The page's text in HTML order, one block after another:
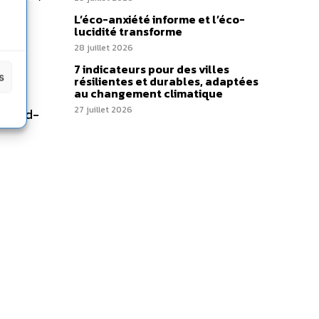
«
Nord-
L’éco-anxiété informe et l’éco-
lucidité transforme
28 juillet 2026
7 indicateurs pour des villes
résilientes et durables, adaptées
au changement climatique
27 juillet 2026